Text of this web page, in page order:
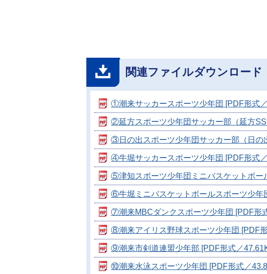
関連ファイルダウンロード
①潮来サッカースポーツ少年団 [PDF形式
②延方スポーツ少年団サッカー部（延方
③日の出スポーツ少年団サッカー部（日の
④牛堀サッカースポーツ少年団 [PDF形式
⑤津知スポーツ少年団ミニバスケットボー
⑥牛堀ミニバスケットボールスポーツ少年
⑦潮来MBCダンクスポーツ少年団 [PDF形
⑧潮来アイリス野球スポーツ少年団 [PDF
⑨潮来市剣道連盟少年部 [PDF形式／
⑩潮来水泳スポーツ少年団 [PDF形式／